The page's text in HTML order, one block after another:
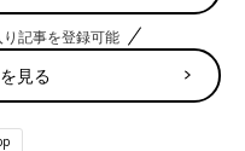
記事を登録可能
見る